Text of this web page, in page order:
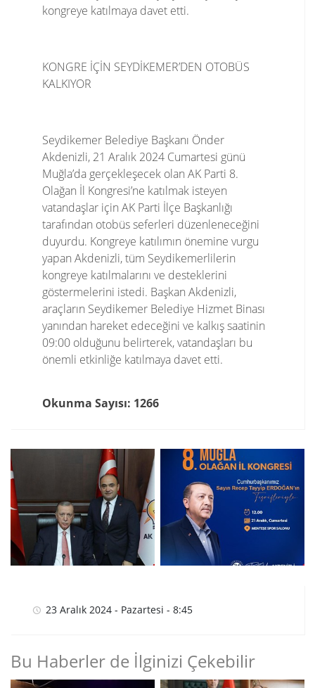
kongreye katılmaya davet etti.
KONGRE İÇİN SEYDİKEMER’DEN OTOBÜS
KALKIYOR
Seydikemer Belediye Başkanı Önder
Akdenizli, 21 Aralık 2024 Cumartesi günü
Muğla’da gerçekleşecek olan AK Parti 8.
Olağan İl Kongresi’ne katılmak isteyen
vatandaşlar için AK Parti İlçe Başkanlığı
tarafından otobüs seferleri düzenleneceğini
duyurdu. Kongreye katılımın önemine vurgu
yapan Akdenizli, tüm Seydikemerlilerin
kongreye katılmalarını ve desteklerini
göstermelerini istedi. Başkan Akdenizli,
araçların Seydikemer Belediye Hizmet Binası
yanından hareket edeceğini ve kalkış saatinin
09:00 olduğunu belirterek, vatandaşları bu
önemli etkinliğe katılmaya davet etti.
Okunma Sayısı: 1266
23 Aralık 2024 - Pazartesi - 8:45
Bu Haberler de İlginizi Çekebilir